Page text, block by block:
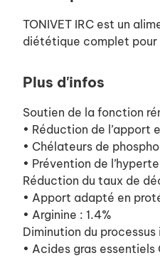
TONIVET IRC est un
diététique complet pour
Plus d'infos
Soutien de la fonction
• Réduction de l’apport
• Chélateurs de
• Prévention de
Réduction du taux de
• Apport adapté en
• Arginine : 1.4%
Diminution du
• Acides gras essentiels